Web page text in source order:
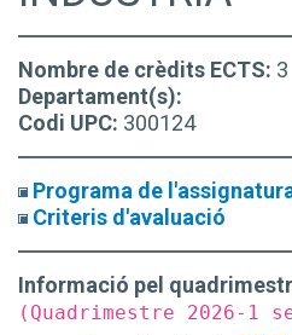
Nombre de crèdits ECTS: 3
Departament(s):
Codi UPC: 300124
Programa de
Criteris d'avaluació
Informació pel
(Quadrimestre 2026-1